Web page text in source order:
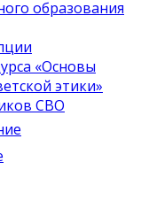
образования
«Основы
этики»
СВО